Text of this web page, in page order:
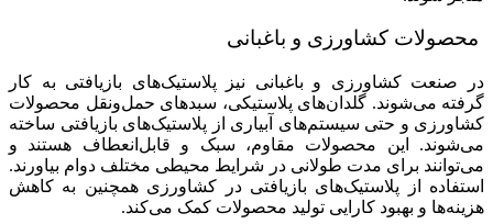
محصولات کشاورزی و باغبانی
در صنعت کشاورزی و باغبانی نیز پلاستیک‌های بازیافتی به کار
گرفته می‌شوند. گلدان‌های پلاستیکی، سبدهای حمل‌ونقل محصولات
کشاورزی و حتی سیستم‌های آبیاری از پلاستیک‌های بازیافتی ساخته
می‌شوند. این محصولات مقاوم، سبک و قابل‌انعطاف هستند و
می‌توانند برای مدت طولانی در شرایط محیطی مختلف دوام بیاورند.
استفاده از پلاستیک‌های بازیافتی در کشاورزی همچنین به کاهش
هزینه‌ها و بهبود کارایی تولید محصولات کمک می‌کند.